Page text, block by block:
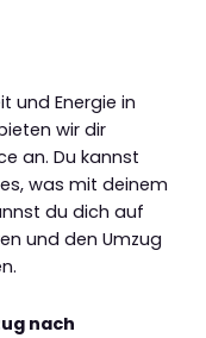
und Energie in
wir dir
an. Du kannst
was mit deinem
du dich auf
und den Umzug
nach